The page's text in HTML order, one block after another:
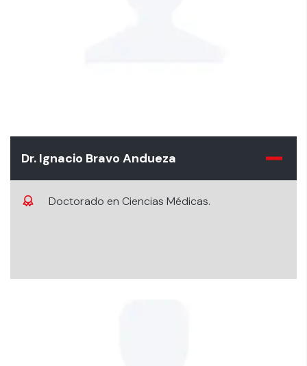
Dr. Ignacio Bravo Andueza
Doctorado en Ciencias Médicas.